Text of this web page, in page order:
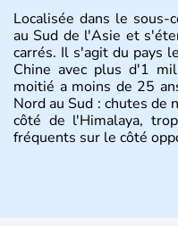
Localisée dans le
au Sud de l'Asie et
carrés. Il s'agit du pays
Chine avec plus d'1
moitié a moins de 25
Nord au Sud : chutes de
côté de l'Himalaya,
fréquents sur le côté
Histoire et